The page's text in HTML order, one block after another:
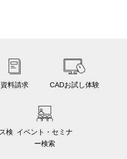
資料請求 CADお試し体験
検 イベント・セミナ
ー検索